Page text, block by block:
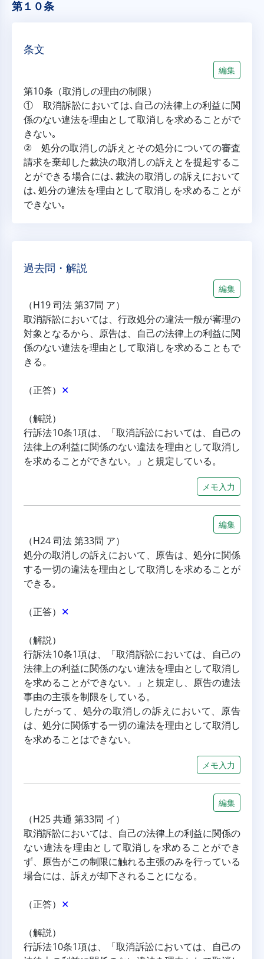
第１０条
条文
編集
第10条（取消しの理由の制限）
① 取消訴訟においては､自己の法律上の利益に関
係のない違法を理由として取消しを求めることがで
きない｡
② 処分の取消しの訴えとその処分についての審査
請求を棄却した裁決の取消しの訴えとを提起するこ
とができる場合には､裁決の取消しの訴えにおいて
は､処分の違法を理由として取消しを求めることが
できない｡
過去問・解説
編集
（H19 司法 第37問 ア）
取消訴訟においては、行政処分の違法一般が審理の
対象となるから、原告は、自己の法律上の利益に関
係のない違法を理由として取消しを求めることもで
きる。
（正答） ✕
（解説）
行訴法10条1項は、「取消訴訟においては、自己の
法律上の利益に関係のない違法を理由として取消し
を求めることができない。」と規定している。
メモ入力
編集
（H24 司法 第33問 ア）
処分の取消しの訴えにおいて、原告は、処分に関係
する一切の違法を理由として取消しを求めることが
できる。
（正答） ✕
（解説）
行訴法10条1項は、「取消訴訟においては、自己の
法律上の利益に関係のない違法を理由として取消し
を求めることができない。」と規定し、原告の違法
事由の主張を制限をしている。
したがって、処分の取消しの訴えにおいて、原告
は、処分に関係する一切の違法を理由として取消し
を求めることはできない。
メモ入力
編集
（H25 共通 第33問 イ）
取消訴訟においては、自己の法律上の利益に関係の
ない違法を理由として取消しを求めることができ
ず、原告がこの制限に触れる主張のみを行っている
場合には、訴えが却下されることになる。
（正答） ✕
（解説）
行訴法10条1項は、「取消訴訟においては、自己の